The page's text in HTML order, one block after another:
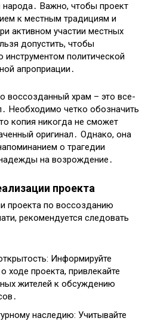
народа․ Важно, чтобы проект
к местным традициям и
активном участии местных
допустить, чтобы
инструментом политической
апроприации․
воссозданный храм – это все-
Необходимо четко обозначить
копия никогда не сможет
оригинал․ Однако, она
о трагедии
на возрождение․
проекта
проекта по воссозданию
рекомендуется следовать
Информируйте
ходе проекта, привлекайте
жителей к обсуждению
наследию: Учитывайте